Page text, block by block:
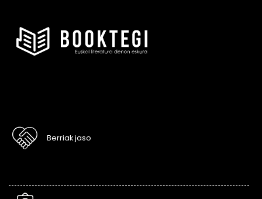
Berriak jaso